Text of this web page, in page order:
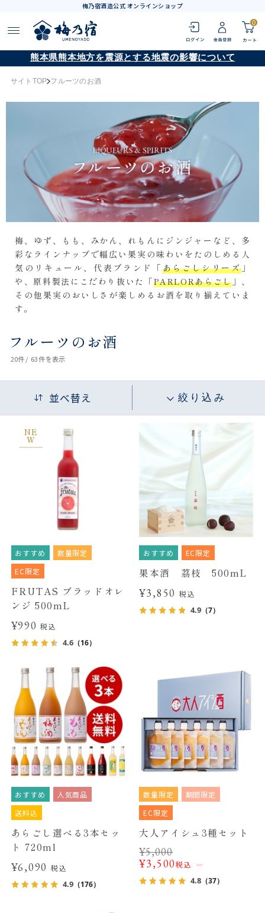
梅乃宿酒造公式 オンラインショップ
0
熊本県熊本地方を震源とする地震の影響について
サイトTOP フルーツのお酒
梅、ゆず、もも、みかん、れもんにジンジャーなど、多
彩なラインナップで幅広い果実の味わいをたのしめる人
気のリキュール、代表ブランド「 あらごしシリーズ」
や、原料製法にこだわり抜いた「PARLORあらごし」、
その他果実のおいしさが楽しめるお酒を取り揃えていま
す。
フルーツのお酒
20件 / 63件を表示
並べ替え 絞り込み
NE
W
おすすめ
数量限定
EC限定
FRUTAS ブラッドオレ
ンジ 500mL
¥990税込
4.6（16）
おすすめ EC限定
果本酒 茘枝 500mL
¥3,850 税込
4.9 （7）
おすすめ
人気商品
送料込
あらごし選べる3本セッ
ト 720ml
¥6,090税込
4.9（176）
数量限定
期間限定
EC限定
大人アイシュ3種セット
¥5,000
¥3,500税込
4.8 （37）